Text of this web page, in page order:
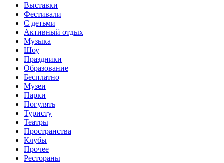
Выставки
Фестивали
С детьми
Активный отдых
Музыка
Шоу
Праздники
Образование
Бесплатно
Музеи
Парки
Погулять
Туристу
Театры
Пространства
Клубы
Прочее
Рестораны